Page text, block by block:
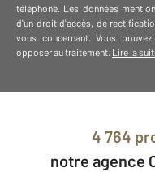
téléphone. Les données
d'un droit d'accès, de
vous concernant. Vous
opposer au traitement. Lire la
4 764
notre agence